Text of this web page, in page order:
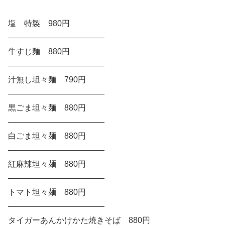
塩 特製 980円
————————————
牛すじ麺 880円
————————————
汁無し坦々麺 790円
————————————
黒ごま坦々麺 880円
————————————
白ごま坦々麺 880円
————————————
紅麻辣坦々麺 880円
————————————
トマト坦々麺 880円
————————————
タイガーあんかけかた焼きそば 880円